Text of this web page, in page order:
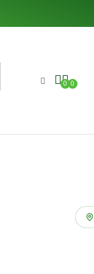
0
0